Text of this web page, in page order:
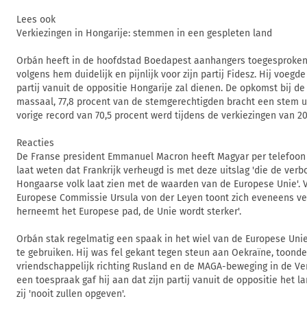
Lees ook
Verkiezingen in Hongarije: stemmen in een gespleten land
Orbán heeft in de hoofdstad Boedapest aanhangers
volgens hem duidelijk en pijnlijk voor zijn partij Fidesz. Hij
partij vanuit de oppositie Hongarije zal dienen. De opkomst bij de
massaal, 77,8 procent van de stemgerechtigden bracht een stem
vorige record van 70,5 procent werd tijdens de verkiezingen van
Reacties
De Franse president Emmanuel Macron heeft Magyar per
laat weten dat Frankrijk verheugd is met deze uitslag 'die de
Hongaarse volk laat zien met de waarden van de Europese Unie'.
Europese Commissie Ursula von der Leyen toont zich eveneens
herneemt het Europese pad, de Unie wordt sterker'.
Orbán stak regelmatig een spaak in het wiel van de Europese
te gebruiken. Hij was fel gekant tegen steun aan Oekraïne,
vriendschappelijk richting Rusland en de MAGA-beweging in de
een toespraak gaf hij aan dat zijn partij vanuit de oppositie het
zij 'nooit zullen opgeven'.